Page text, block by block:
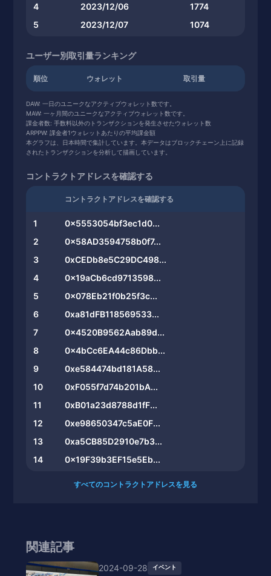
4
2023/12/06
1774
5
2023/12/07 1074
ユーザー別取引量ランキング
順位 ウォレット 取引量
DAW: 一日のユニークなアクティブウォレット数です。
MAW: 一ヶ月間のユニークなアクティブウォレット数です。
課金者数: 手数料以外のトランザクションを発生させたウォレット数
ARPPW: 課金者1ウォレットあたりの平均課金額
本グラフは、日本時間で集計しています。本データはブロックチェーン上に記録
されたトランザクションを分析して描画しています。
コントラクトアドレスを確認する
コントラクトアドレスを確認する
1
0x5553054bf3ec1d0...
2
0x58AD3594758b0f7...
3
0xCEDb8e5C29DC498...
4
0x19aCb6cd9713598...
5
0x078Eb21f0b25f3c...
6
0xa81dFB118569533...
7
0x4520B9562Aab89d...
8
0x4bCc6EA44c86Dbb...
9
0xe584474bd181A58...
10
0xF055f7d74b201bA...
11
0xB01a23d8788d1fF...
12
0xe98650347c5aE0F...
13
0xa5CB85D2910e7b3...
14
0x19F39b3EF15e5Eb...
すべてのコントラクトアドレスを見る
関連記事
2024-09-28 イベント